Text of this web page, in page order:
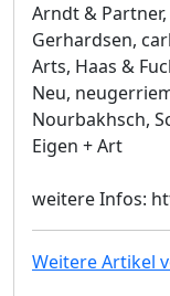
Arndt &
Gerhardsen,
Arts, Haas &
Neu,
Nourbakhsch,
Eigen + Art
weitere Infos:
Weitere Artikel